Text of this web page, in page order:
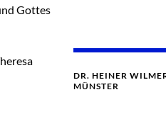
Gottes
DR. HEINER
MÜNSTER